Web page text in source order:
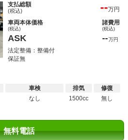
支払総額
(税込) --万円
車両本体価格
(税込)
ASK
諸費用
(税込)
--万円
法定整備：整備付
保証無
車検
なし
排気
1500cc
修復
無し
無料電話